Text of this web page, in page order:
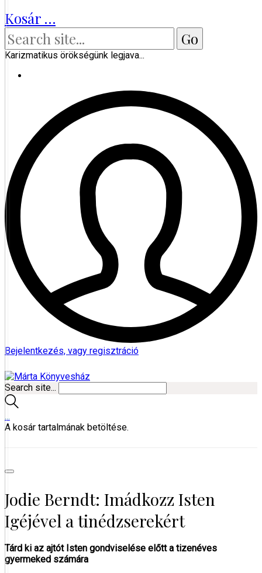
Kosár …
Karizmatikus örökségünk legjava...
Bejelentkezés, vagy regisztráció
Search site...
…
A kosár tartalmának betöltése.
Jodie Berndt: Imádkozz Isten
Igéjével a tinédzserekért
Tárd ki az ajtót Isten gondviselése előtt a tizenéves
gyermeked számára